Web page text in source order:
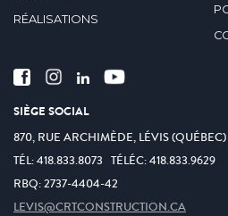
RÉALISATIONS
SIÈGE SOCIAL
870, RUE ARCHIMÈDE, LÉVIS
TÉL:418.833.8073 TÉLÉC:418.833.9629
RBQ: 2737-4404-42
LEVIS@CRTCONSTRUCTION.CA